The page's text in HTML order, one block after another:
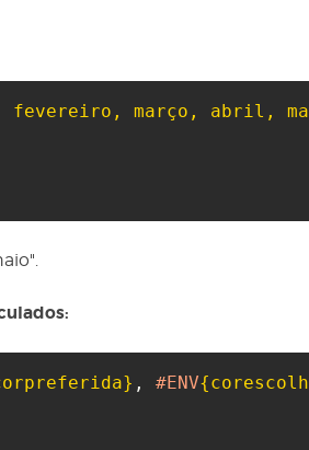
março, abril, ma
, #ENV{corescolh